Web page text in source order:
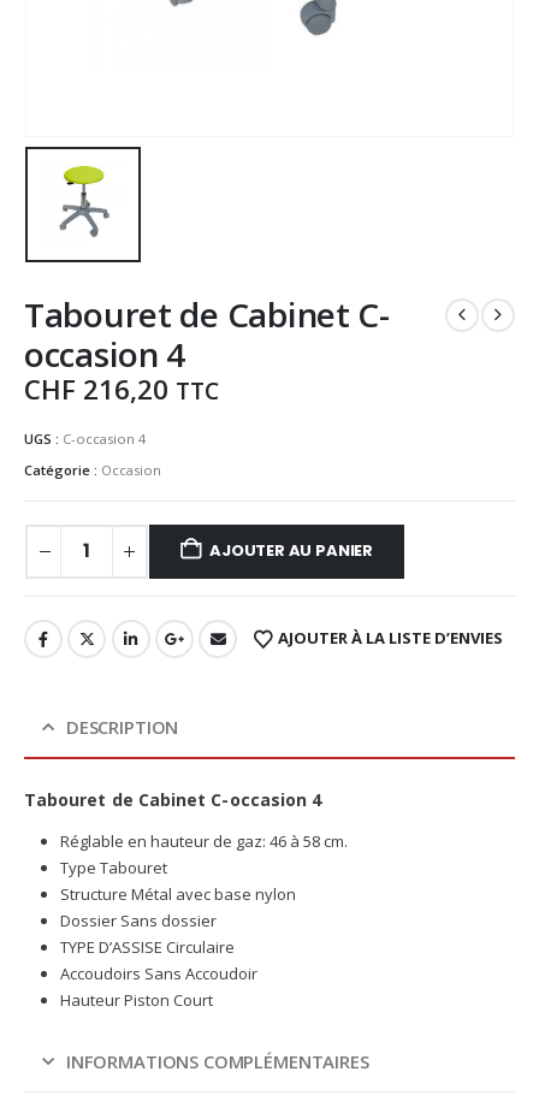
Tabouret de Cabinet C-
occasion 4
CHF 216,20 TTC
UGS : C-occasion 4
Catégorie : Occasion
AJOUTER AU PANIER
AJOUTER À LA LISTE D’ENVIES
DESCRIPTION
Tabouret de Cabinet C-occasion 4
Réglable en hauteur de gaz: 46 à 58 cm.
Type Tabouret
Structure Métal avec base nylon
Dossier Sans dossier
TYPE D’ASSISE Circulaire
Accoudoirs Sans Accoudoir
Hauteur Piston Court
INFORMATIONS COMPLÉMENTAIRES